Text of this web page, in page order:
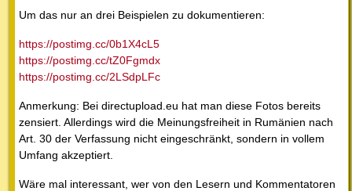
Um das nur an drei Beispielen zu dokumentieren:
https://postimg.cc/0b1X4cL5
https://postimg.cc/tZ0Fgmdx
https://postimg.cc/2LSdpLFc
Anmerkung: Bei directupload.eu hat man diese Fotos bereits
zensiert. Allerdings wird die Meinungsfreiheit in Rumänien nach
Art. 30 der Verfassung nicht eingeschränkt, sondern in vollem
Umfang akzeptiert.
Wäre mal interessant, wer von den Lesern und Kommentatoren